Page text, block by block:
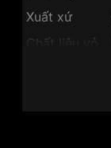
Xuất xứ
Chất liệu vỏ